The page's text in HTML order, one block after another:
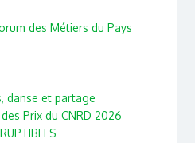
des Métiers du Pays
danse et partage
Prix du CNRD 2026